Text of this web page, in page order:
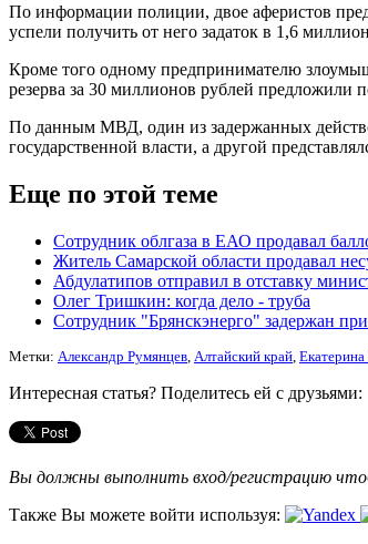
По информации полиции, двое аферистов
успели получить от него задаток в 1,6
Кроме того одному предпринимателю
резерва за 30 миллионов рублей предложили
По данным МВД, один из задержанных
государственной власти, а другой
Еще по этой теме
Сотрудник облгаза в ЕАО продавал
Житель Самарской области продавал
Абдулатипов отправил в отставку
Олег Тришкин: когда дело - труба
Сотрудник "Брянскэнерго" задержан
Метки: Александр Румянцев Алтайский край
Интересная статья? Поделитесь ей с друзьями:
Вы должны выполнить вход/регистрацию
Также Вы можете войти используя: